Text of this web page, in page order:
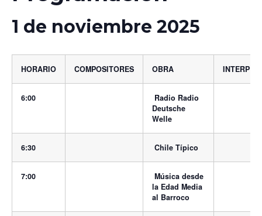
1 de noviembre 2025
HORARIO COMPOSITORES OBRA
6:00
Radio Radio
Deutsche
Welle
6:30 Chile Típico
7:00
Música desde
la Edad Media
al Barroco